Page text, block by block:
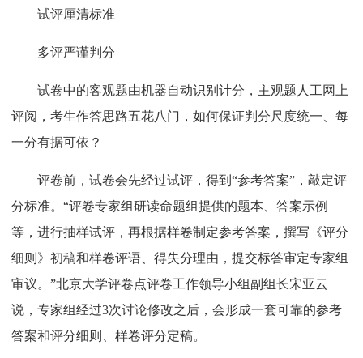
试评厘清标准
多评严谨判分
试卷中的客观题由机器自动识别计分，主观题人工网上
评阅，考生作答思路五花八门，如何保证判分尺度统一、每
一分有据可依？
评卷前，试卷会先经过试评，得到“参考答案”，敲定评
分标准。“评卷专家组研读命题组提供的题本、答案示例
等，进行抽样试评，再根据样卷制定参考答案，撰写《评分
细则》初稿和样卷评语、得失分理由，提交标答审定专家组
审议。”北京大学评卷点评卷工作领导小组副组长宋亚云
说，专家组经过3次讨论修改之后，会形成一套可靠的参考
答案和评分细则、样卷评分定稿。